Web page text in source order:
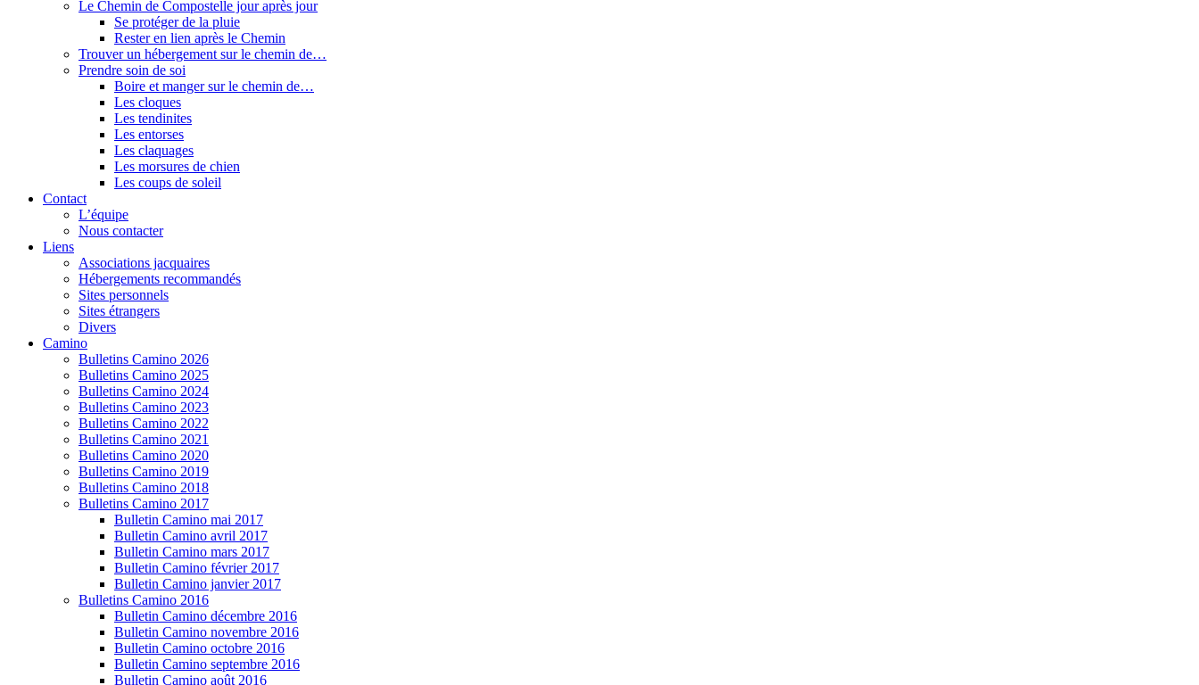
Le Chemin de Compostelle jour après jour
Se protéger de la pluie
Rester en lien après le Chemin
Trouver un hébergement sur le chemin de…
Prendre soin de soi
Boire et manger sur le chemin de…
Les cloques
Les tendinites
Les entorses
Les claquages
Les morsures de chien
Les coups de soleil
Contact
L’équipe
Nous contacter
Liens
Associations jacquaires
Hébergements recommandés
Sites personnels
Sites étrangers
Divers
Camino
Bulletins Camino 2026
Bulletins Camino 2025
Bulletins Camino 2024
Bulletins Camino 2023
Bulletins Camino 2022
Bulletins Camino 2021
Bulletins Camino 2020
Bulletins Camino 2019
Bulletins Camino 2018
Bulletins Camino 2017
Bulletin Camino mai 2017
Bulletin Camino avril 2017
Bulletin Camino mars 2017
Bulletin Camino février 2017
Bulletin Camino janvier 2017
Bulletins Camino 2016
Bulletin Camino décembre 2016
Bulletin Camino novembre 2016
Bulletin Camino octobre 2016
Bulletin Camino septembre 2016
Bulletin Camino août 2016